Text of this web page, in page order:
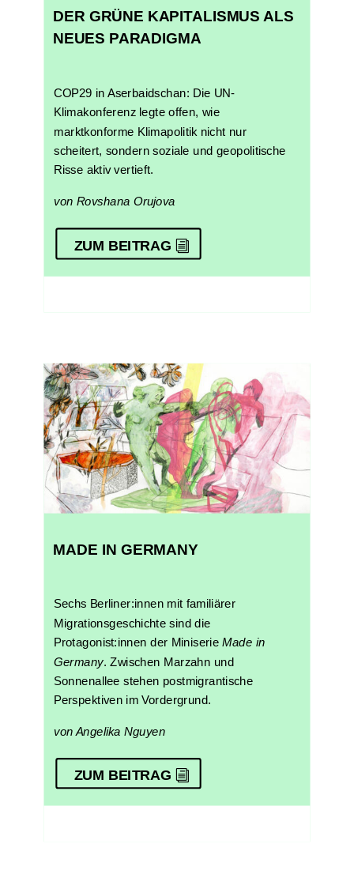
DER GRÜNE KAPITALISMUS ALS
NEUES PARADIGMA
COP29 in Aserbaidschan: Die UN-
Klimakonferenz legte offen, wie
marktkonforme Klimapolitik nicht nur
scheitert, sondern soziale und geopolitische
Risse aktiv vertieft.
von Rovshana Orujova
ZUM BEITRAG
MADE IN GERMANY
Sechs Berliner:innen mit familiärer
Migrationsgeschichte sind die
Protagonist:innen der MiniserieMade in
Germany. Zwischen Marzahn und
Sonnenallee stehen postmigrantische
Perspektiven im Vordergrund.
von Angelika Nguyen
ZUM BEITRAG